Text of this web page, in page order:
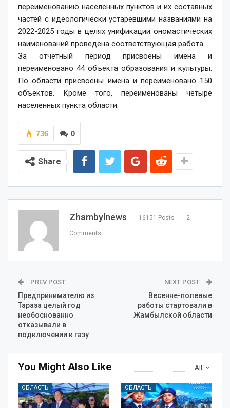
переименованию населенных пунктов и их составных
частей с идеологически устаревшими названиями на
2022-2025 годы в целях унификации ономастических
наименований проведена соответствующая работа.
За отчетный период присвоены имена и
переименовано 44 объекта образования и культуры.
По области присвоены имена и переименовано 150
объектов. Кроме того, переименованы четыре
населенных пункта области.
0
736
Share
Zhambylnews 16151 Posts 2
Comments
PREV POST
Предпринимателю из
Тараза целый год
необоснованно
отказывали в
подключении к газу
NEXT POST
Весенне-полевые
работы стартовали в
Жамбылской области
All
You Might Also Like
ОБЛАСТЬ ОБЛАСТЬ